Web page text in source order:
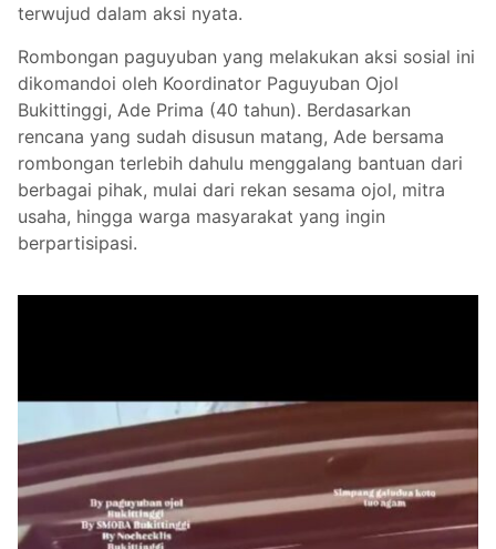
terwujud dalam aksi nyata.
Rombongan paguyuban yang melakukan aksi sosial ini
dikomandoi oleh Koordinator Paguyuban Ojol
Bukittinggi, Ade Prima (40 tahun). Berdasarkan
rencana yang sudah disusun matang, Ade bersama
rombongan terlebih dahulu menggalang bantuan dari
berbagai pihak, mulai dari rekan sesama ojol, mitra
usaha, hingga warga masyarakat yang ingin
berpartisipasi.